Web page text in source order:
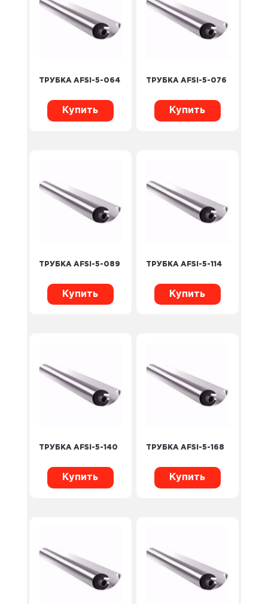
ТРУБКА AFSI-5-064
Купить
ТРУБКА AFSI-5-076
Купить
ТРУБКА AFSI-5-089
Купить
ТРУБКА AFSI-5-114
Купить
ТРУБКА AFSI-5-140
Купить
ТРУБКА AFSI-5-168
Купить